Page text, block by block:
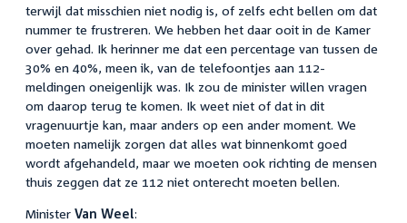
terwijl dat misschien niet nodig is, of zelfs echt bellen om dat
nummer te frustreren. We hebben het daar ooit in de Kamer
over gehad. Ik herinner me dat een percentage van tussen de
30% en 40%, meen ik, van de telefoontjes aan 112-
meldingen oneigenlijk was. Ik zou de minister willen vragen
om daarop terug te komen. Ik weet niet of dat in dit
vragenuurtje kan, maar anders op een ander moment. We
moeten namelijk zorgen dat alles wat binnenkomt goed
wordt afgehandeld, maar we moeten ook richting de mensen
thuis zeggen dat ze 112 niet onterecht moeten bellen.
Minister Van Weel: